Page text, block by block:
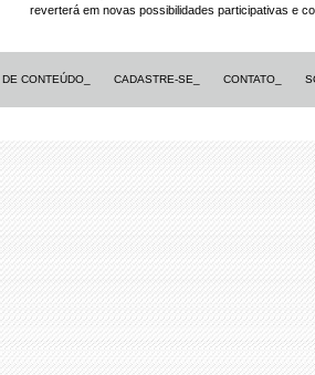
reverterá em novas possibilidades participativas e
CONTEÚDO_ CADASTRE-SE_ CONTATO_